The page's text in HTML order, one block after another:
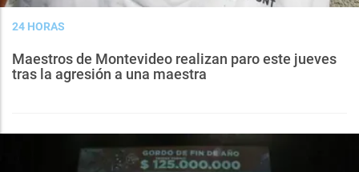
24 HORAS
Maestros de Montevideo realizan paro este jueves
tras la agresión a una maestra